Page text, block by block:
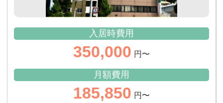
入居時費用
350,000 円〜
月額費用
185,850 円〜